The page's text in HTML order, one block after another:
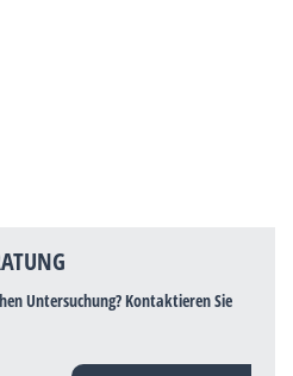
Untersuchung? Kontaktieren Sie